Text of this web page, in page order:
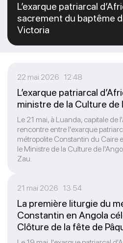
L’exarque patriarcal
sacrement du baptême
Victoria
22 mai 2026 12:48
L’exarque patriarcal
ministre de la Culture de
Le 21 mai, à Luanda, capitale de
rencontre entre l'exarque
métropolite Constantin du Caire
le Ministre de la Culture de
Zau.
21 mai 2026 13:54
La première liturgie du
Constantin en Angola
Clôture de la fête de